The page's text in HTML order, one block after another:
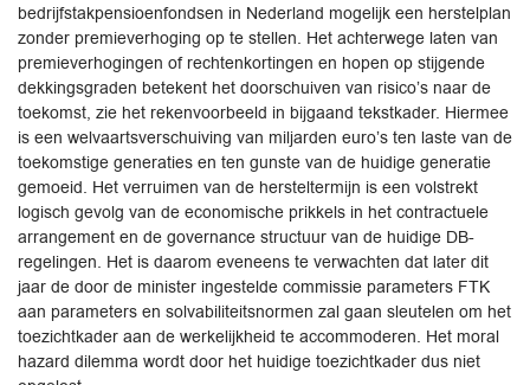
bedrijfstakpensioenfondsen in Nederland mogelijk een herstelplan
zonder premieverhoging op te stellen. Het achterwege laten van
premieverhogingen of rechtenkortingen en hopen op stijgende
dekkingsgraden betekent het doorschuiven van risico’s naar de
toekomst, zie het rekenvoorbeeld in bijgaand tekstkader. Hiermee
is een welvaartsverschuiving van miljarden euro’s ten laste van de
toekomstige generaties en ten gunste van de huidige generatie
gemoeid. Het verruimen van de hersteltermijn is een volstrekt
logisch gevolg van de economische prikkels in het contractuele
arrangement en de governance structuur van de huidige DB-
regelingen. Het is daarom eveneens te verwachten dat later dit
jaar de door de minister ingestelde commissie parameters FTK
aan parameters en solvabiliteitsnormen zal gaan sleutelen om het
toezichtkader aan de werkelijkheid te accommoderen. Het moral
hazard dilemma wordt door het huidige toezichtkader dus niet